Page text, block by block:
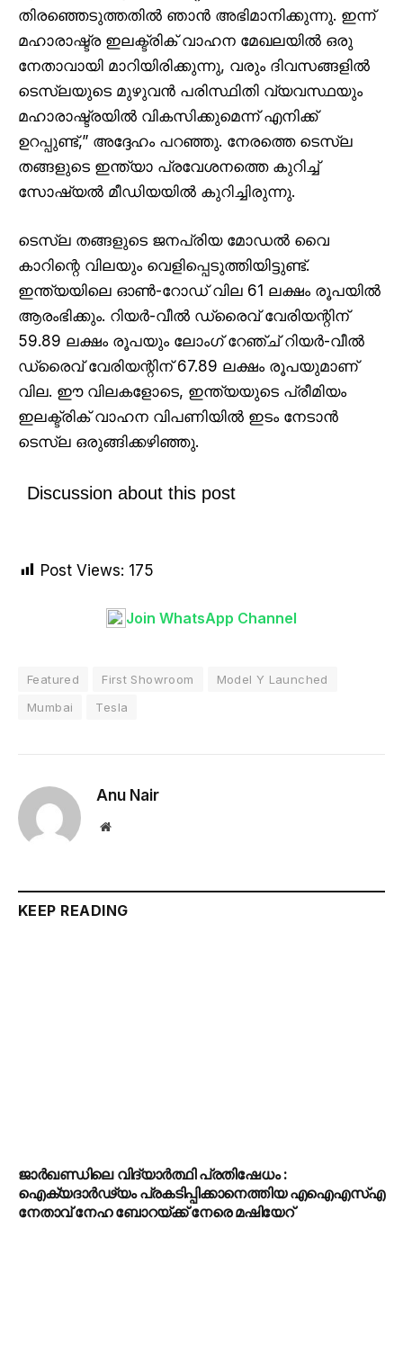
തിരഞ്ഞെടുത്തതിൽ ഞാൻ അഭിമാനിക്കുന്നു. ഇന്ന്
മഹാരാഷ്ട്ര ഇലക്ട്രിക് വാഹന മേഖലയിൽ ഒരു
നേതാവായി മാറിയിരിക്കുന്നു, വരും ദിവസങ്ങളിൽ
ടെസ്‌ലയുടെ മുഴുവൻ പരിസ്ഥിതി വ്യവസ്ഥയും
മഹാരാഷ്ട്രയിൽ വികസിക്കുമെന്ന് എനിക്ക്
ഉറപ്പുണ്ട്,” അദ്ദേഹം പറഞ്ഞു. നേരത്തെ ടെസ്ല
തങ്ങളുടെ ഇന്ത്യാ പ്രവേശനത്തെ കുറിച്ച്
സോഷ്യൽ മീഡിയയിൽ കുറിച്ചിരുന്നു.
ടെസ്‌ല തങ്ങളുടെ ജനപ്രിയ മോഡൽ വൈ
കാറിന്റെ വിലയും വെളിപ്പെടുത്തിയിട്ടുണ്ട്.
ഇന്ത്യയിലെ ഓൺ-റോഡ് വില 61 ലക്ഷം രൂപയിൽ
ആരംഭിക്കും. റിയർ-വീൽ ഡ്രൈവ് വേരിയന്റിന്
59.89 ലക്ഷം രൂപയും ലോംഗ് റേഞ്ച് റിയർ-വീൽ
ഡ്രൈവ് വേരിയന്റിന് 67.89 ലക്ഷം രൂപയുമാണ്
വില. ഈ വിലകളോടെ, ഇന്ത്യയുടെ പ്രീമിയം
ഇലക്ട്രിക് വാഹന വിപണിയിൽ ഇടം നേടാൻ
ടെസ്‌ല ഒരുങ്ങിക്കഴിഞ്ഞു.
Discussion about this post
Post Views: 175
Join WhatsApp Channel
Featured First Showroom
Model Y Launched
Mumbai
Tesla
Anu Nair
Website
KEEP READING
ജാർഖണ്ഡിലെ വിദ്യാർത്ഥി പ്രതിഷേധം :
ഐക്യദാർഢ്യം പ്രകടിപ്പിക്കാനെത്തിയ എഐഎസ്എ
നേതാവ് നേഹ ബോറയ്ക്ക് നേരെ മഷിയേറ്